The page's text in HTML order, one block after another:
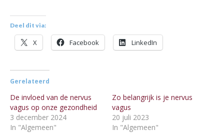
Deel dit via:
X Facebook LinkedIn
Gerelateerd
De invloed van de nervus
vagus op onze gezondheid
3 december 2024
In "Algemeen"
Zo belangrijk is je nervus
vagus
20 juli 2023
In "Algemeen"